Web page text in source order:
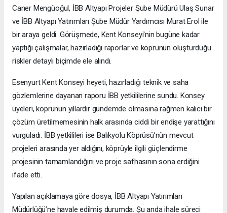
Caner Mengüoğul, İBB Altyapı Projeler Şube Müdürü Ulaş Sunar
ve İBB Altyapı Yatırımları Şube Müdür Yardımcısı Murat Erol ile
bir araya geldi. Görüşmede, Kent Konseyi'nin bugüne kadar
yaptığı çalışmalar, hazırladığı raporlar ve köprünün oluşturduğu
riskler detaylı biçimde ele alındı.
Esenyurt Kent Konseyi heyeti, hazırladığı teknik ve saha
gözlemlerine dayanan raporu İBB yetkililerine sundu. Konsey
üyeleri, köprünün yıllardır gündemde olmasına rağmen kalıcı bir
çözüm üretilmemesinin halk arasında ciddi bir endişe yarattığını
vurguladı. İBB yetkilileri ise Balıkyolu Köprüsü’nün mevcut
projeleri arasında yer aldığını, köprüyle ilgili güçlendirme
projesinin tamamlandığını ve proje safhasının sona erdiğini
ifade etti.
Yapılan açıklamaya göre dosya, İBB Altyapı Yatırımları
Müdürlüğü’ne havale edilmiş durumda. Şu anda ihale süreci